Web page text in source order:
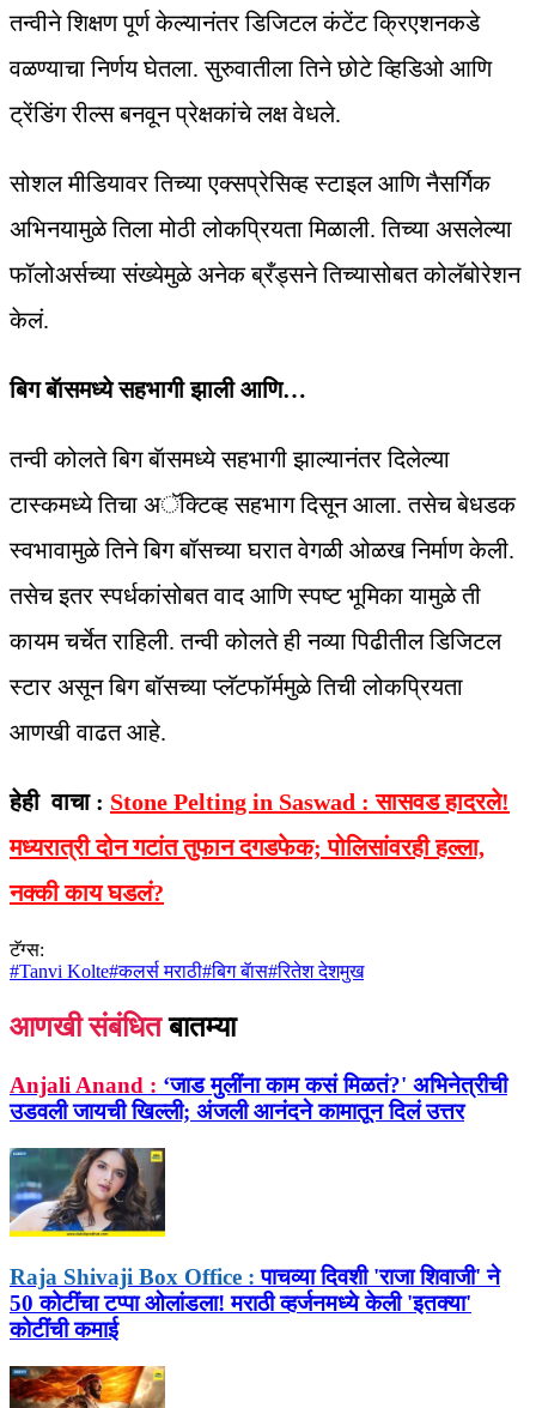
तन्वीने शिक्षण पूर्ण केल्यानंतर डिजिटल कंटेंट क्रिएशनकडे
वळण्याचा निर्णय घेतला. सुरुवातीला तिने छोटे व्हिडिओ आणि
ट्रेंडिंग रील्स बनवून प्रेक्षकांचे लक्ष वेधले.
सोशल मीडियावर तिच्या एक्सप्रेसिव्ह स्टाइल आणि नैसर्गिक
अभिनयामुळे तिला मोठी लोकप्रियता मिळाली. तिच्या असलेल्या
फॉलोअर्सच्या संख्येमुळे अनेक ब्रँड्सने तिच्यासोबत कोलॅबोरेशन
केलं.
बिग बॅासमध्ये सहभागी झाली आणि…
तन्वी कोलते बिग बॅासमध्ये सहभागी झाल्यानंतर दिलेल्या
टास्कमध्ये तिचा अॅक्टिव्ह सहभाग दिसून आला. तसेच बेधडक
स्वभावामुळे तिने बिग बॉसच्या घरात वेगळी ओळख निर्माण केली.
तसेच इतर स्पर्धकांसोबत वाद आणि स्पष्ट भूमिका यामुळे ती
कायम चर्चेत राहिली. तन्वी कोलते ही नव्या पिढीतील डिजिटल
स्टार असून बिग बॉसच्या प्लॅटफॉर्ममुळे तिची लोकप्रियता
आणखी वाढत आहे.
हेही वाचा : Stone Pelting in Saswad : सासवड हादरले!
मध्यरात्री दोन गटांत तुफान दगडफेक; पोलिसांवरही हल्ला,
नक्की काय घडलं?
टॅग्स:
#Tanvi Kolte#कलर्स मराठी#बिग बॅास#रितेश देशमुख
आणखी संबंधित बातम्या
Anjali Anand : ‘जाड मुलींना काम कसं मिळतं?' अभिनेत्रीची
उडवली जायची खिल्ली; अंजली आनंदने कामातून दिलं उत्तर
Raja Shivaji Box Office : पाचव्या दिवशी 'राजा शिवाजी' ने
50 कोटींचा टप्पा ओलांडला! मराठी व्हर्जनमध्ये केली 'इतक्या'
कोटींची कमाई